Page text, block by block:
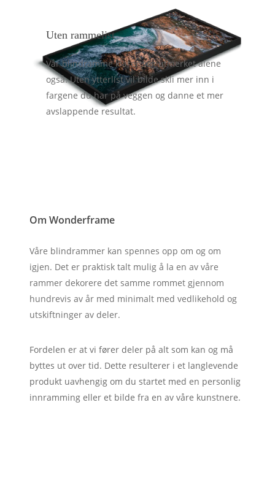
Uten rammelist
Vår blindramme klarer seg utmerket alene
også. Uten ytterlist vil bilde skli mer inn i
fargene du har på veggen og danne et mer
avslappende resultat.
Om Wonderframe
Våre blindrammer kan spennes opp om og om
igjen. Det er praktisk talt mulig å la en av våre
rammer dekorere det samme rommet gjennom
hundrevis av år med minimalt med vedlikehold og
utskiftninger av deler.
Fordelen er at vi fører deler på alt som kan og må
byttes ut over tid. Dette resulterer i et langlevende
produkt uavhengig om du startet med en personlig
innramming eller et bilde fra en av våre kunstnere.